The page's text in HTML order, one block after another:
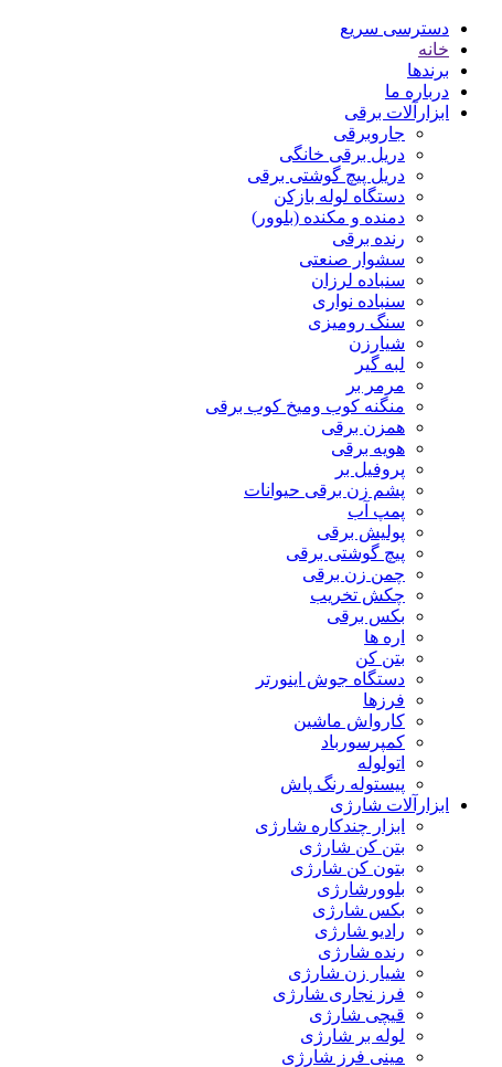
دسترسی سریع
خانه
برندها
درباره ما
ابزارآلات برقی
جاروبرقی
دریل برقی خانگی
دریل پیچ گوشتی برقی
دستگاه لوله بازکن
دمنده و مکنده (بلوور)
رنده برقی
سشوار صنعتی
سنباده لرزان
سنباده نواری
سنگ رومیزی
شیارزن
لبه گیر
مرمر بر
منگنه کوب ومیخ کوب برقی
همزن برقی
هویه برقی
پروفیل بر
پشم زن برقی حیوانات
پمپ آب
پولیش برقی
پیچ گوشتی برقی
چمن زن برقی
چکش تخریب
بکس برقی
اره ها
بتن کن
دستگاه جوش اینورتر
فرزها
کارواش ماشین
کمپرسورباد
اتولوله
پیستوله رنگ پاش
ابزارآلات شارژی
ابزار چندکاره شارژی
بتن کن شارژی
بتون کن شارژی
بلوورشارژی
بکس شارژی
رادیو شارژی
رنده شارژی
شیار زن شارژی
فرز نجاری شارژی
قیچی شارژی
لوله بر شارژی
مینی فرز شارژی